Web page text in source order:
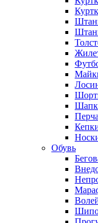
Обувь